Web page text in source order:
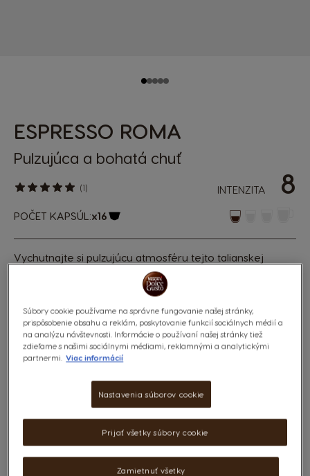
ESPRESSO ROMA
Pulzujúca a bohatá chuť
INTENZITA 8
(1)
POČET KAPSÚL:x16
Vychutnajte si pulzujúcu atmosféru tejto talianskej
metropoly, skrytú v tomto bohatom a silnom espresse.
Jeho bohatú a guľatú chuť, vyrobenú z prémiovej zmesi
Výživové údaje a zloženie
6,49 €
Zoznam Želaní
Súbory cookie používame na správne fungovanie našej stránky,
prispôsobenie obsahu a reklám, poskytovanie funkcií sociálnych médií a
na analýzu návštevnosti. Informácie o používaní našej stránky tiež
zdieľame s našimi sociálnymi médiami, reklamnými a analytickými
partnermi.
Viac informácií
Nastavenia súborov cookie
Zamietnuť všetky
Prijať všetky súbory cookie